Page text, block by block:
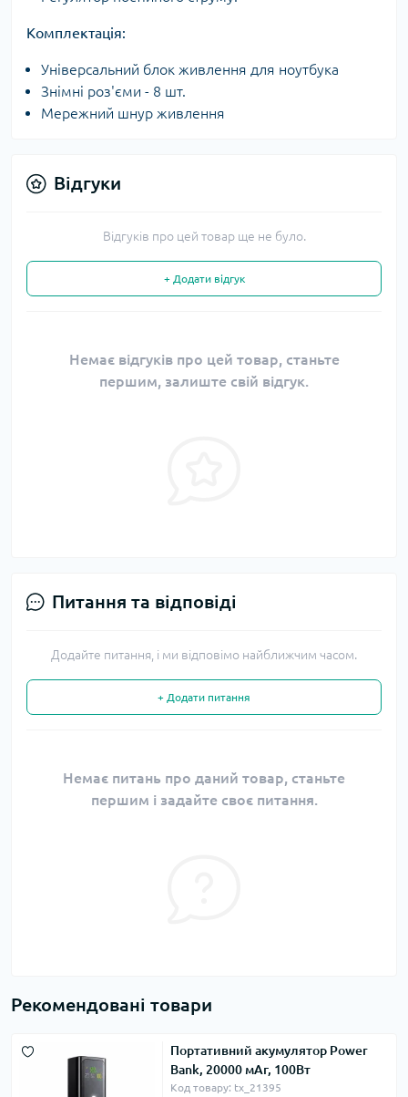
Комплектація:
Універсальний блок живлення для ноутбука
Знімні роз'єми - 8 шт.
Мережний шнур живлення
Відгуки
Відгуків про цей товар ще не було.
+ Додати відгук
Немає відгуків про цей товар, станьте
першим, залиште свій відгук.
Питання та відповіді
Додайте питання, і ми відповімо найближчим часом.
+ Додати питання
Немає питань про даний товар, станьте
першим і задайте своє питання.
Рекомендовані товари
Портативний акумулятор Power
Bank, 20000 мАг, 100Вт
Код товару: tx_21395